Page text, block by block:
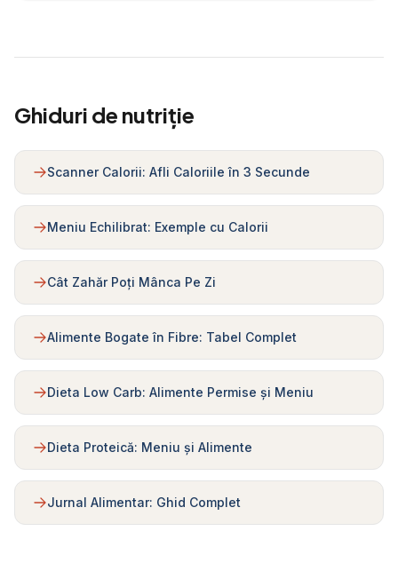
Ghiduri de nutriție
Scanner Calorii: Afli Caloriile în 3 Secunde
Meniu Echilibrat: Exemple cu Calorii
Cât Zahăr Poți Mânca Pe Zi
Alimente Bogate în Fibre: Tabel Complet
Dieta Low Carb: Alimente Permise și Meniu
Dieta Proteică: Meniu și Alimente
Jurnal Alimentar: Ghid Complet